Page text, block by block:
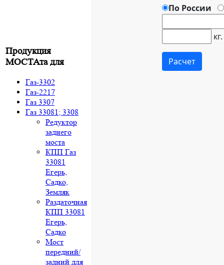
Продукция
МОСТАта для
Газ-3302
Газ-2217
Газ 3307
Газ 33081; 3308
Редуктор
заднего
моста
КПП Газ
33081
Егерь,
Садко,
Земляк
Раздаточная
КПП 33081
Егерь,
Садко
Мост
передний/
задний для